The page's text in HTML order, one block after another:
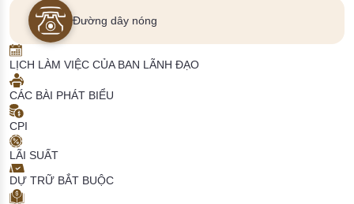
Đường dây nóng
LỊCH LÀM VIỆC CỦA BAN LÃNH ĐẠO
CÁC BÀI PHÁT BIỂU
CPI
LÃI SUẤT
DỰ TRỮ BẮT BUỘC